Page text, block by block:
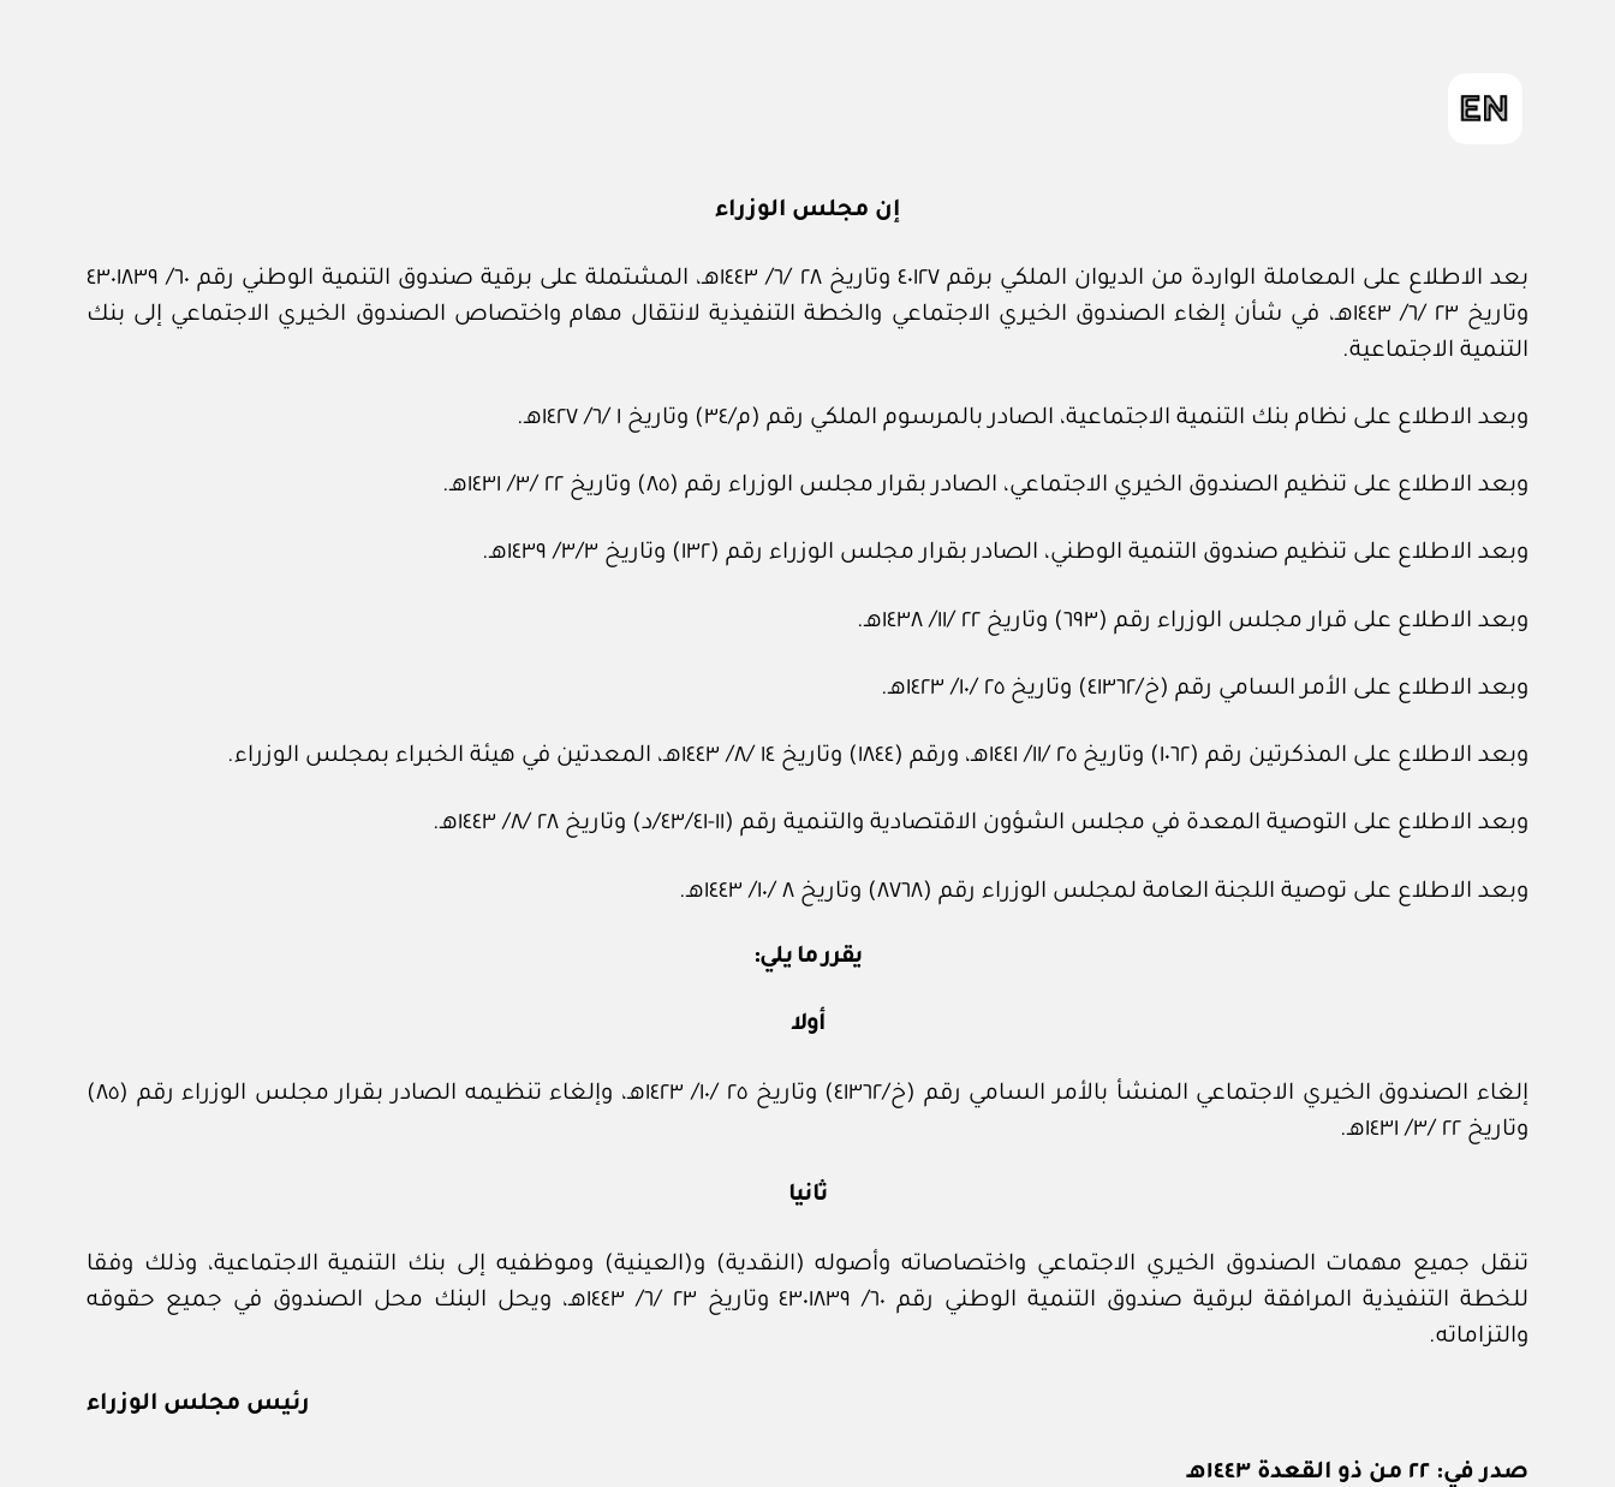
إن مجلس الوزراء
بعد الاطلاع على المعاملة الواردة من الديوان الملكي برقم ٤٠١٢٧ وتاريخ ٢٨ /٦/ ١٤٤٣هـ، المشتملة على برقية صندوق التنمية الوطني رقم ٦٠/ ٤٣٠١٨٣٩
وتاريخ ٢٣ /٦/ ١٤٤٣هـ، في شأن إلغاء الصندوق الخيري الاجتماعي والخطة التنفيذية لانتقال مهام واختصاص الصندوق الخيري الاجتماعي إلى بنك
التنمية الاجتماعية.
وبعد الاطلاع على نظام بنك التنمية الاجتماعية، الصادر بالمرسوم الملكي رقم (م/٣٤) وتاريخ ١ /٦/ ١٤٢٧هـ.
وبعد الاطلاع على تنظيم الصندوق الخيري الاجتماعي، الصادر بقرار مجلس الوزراء رقم (٨٥) وتاريخ ٢٢ /٣/ ١٤٣١هـ.
وبعد الاطلاع على تنظيم صندوق التنمية الوطني، الصادر بقرار مجلس الوزراء رقم (١٣٢) وتاريخ ٣/٣/ ١٤٣٩هـ.
وبعد الاطلاع على قرار مجلس الوزراء رقم (٦٩٣) وتاريخ ٢٢ /١١/ ١٤٣٨هـ.
وبعد الاطلاع على الأمر السامي رقم (خ/٤١٣٦٢) وتاريخ ٢٥ /١٠/ ١٤٢٣هـ.
وبعد الاطلاع على المذكرتين رقم (١٠٦٢) وتاريخ ٢٥ /١١/ ١٤٤١هـ، ورقم (١٨٤٤) وتاريخ ١٤ /٨/ ١٤٤٣هـ، المعدتين في هيئة الخبراء بمجلس الوزراء.
وبعد الاطلاع على التوصية المعدة في مجلس الشؤون الاقتصادية والتنمية رقم (١١-٤٣/٤١/د) وتاريخ ٢٨ /٨/ ١٤٤٣هـ.
وبعد الاطلاع على توصية اللجنة العامة لمجلس الوزراء رقم (٨٧٦٨) وتاريخ ٨ /١٠/ ١٤٤٣هـ.
يقرر ما يلي:
أولا
إلغاء الصندوق الخيري الاجتماعي المنشأ بالأمر السامي رقم (خ/٤١٣٦٢) وتاريخ ٢٥ /١٠/ ١٤٢٣هـ، وإلغاء تنظيمه الصادر بقرار مجلس الوزراء رقم (٨٥)
وتاريخ ٢٢ /٣/ ١٤٣١هـ.
ثانيا
تنقل جميع مهمات الصندوق الخيري الاجتماعي واختصاصاته وأصوله (النقدية) و(العينية) وموظفيه إلى بنك التنمية الاجتماعية، وذلك وفقا
للخطة التنفيذية المرافقة لبرقية صندوق التنمية الوطني رقم ٦٠/ ٤٣٠١٨٣٩ وتاريخ ٢٣ /٦/ ١٤٤٣هـ، ويحل البنك محل الصندوق في جميع حقوقه
والتزاماته.
رئيس مجلس الوزراء
صدر في: ٢٢ من ذو القعدة ١٤٤٣هـ